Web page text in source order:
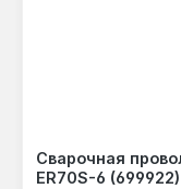
Сварочная
ER70S-6 (699922)